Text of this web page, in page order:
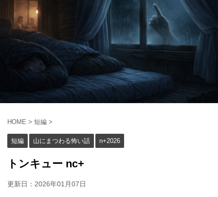
HOME > 短編 >
短編 山にまつわる怖い話 n+2026
トンキュー nc+
更新日： 2026年01月07日